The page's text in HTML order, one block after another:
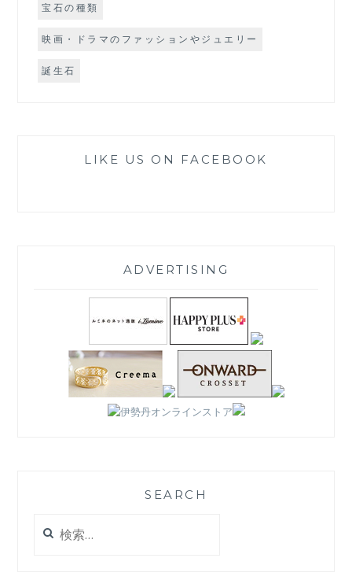
宝石の種類
映画・ドラマのファッションやジュエリー
誕生石
LIKE US ON FACEBOOK
ADVERTISING
SEARCH
索: